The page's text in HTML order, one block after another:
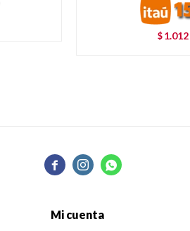
$ 1.012
  
Mi cuenta